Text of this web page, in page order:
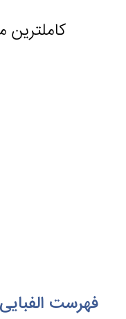
کاملترین
فهرست الفبایی